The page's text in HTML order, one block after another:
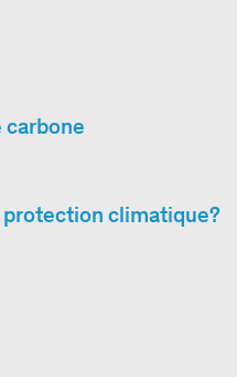
climatique?